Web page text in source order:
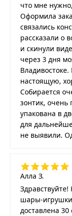
что мне
Оформила
связались
рассказали о
и скинули
через 3 дня
настоящую,
Собирается
зонтик, очень
упакована в
для
не выявили.
Алла З.
шары-
доставлена